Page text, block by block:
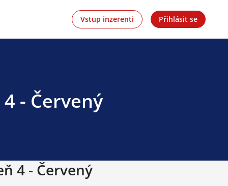
Vstup inzerenti Přihlásit se
- Červený
4 - Červený